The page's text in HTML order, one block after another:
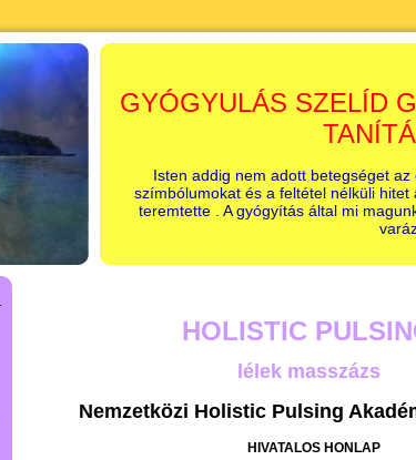
GYÓGYULÁS SZELÍD
Isten addig nem adott betegséget
szímbólumokat és a feltétel nélküli
teremtette . A gyógyítás által mi
HOLISTIC
lélek masszázs
Nemzetközi Holistic Pulsing
HIVATALOS HONLAP